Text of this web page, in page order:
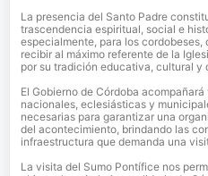
La presencia del Santo Padre
trascendencia espiritual, social e
especialmente, para los
recibir al máximo referente de la
por su tradición educativa, cultural y
El Gobierno de Córdoba
nacionales, eclesiásticas y
necesarias para garantizar una
del acontecimiento, brindando las
infraestructura que demanda una
La visita del Sumo Pontífice nos